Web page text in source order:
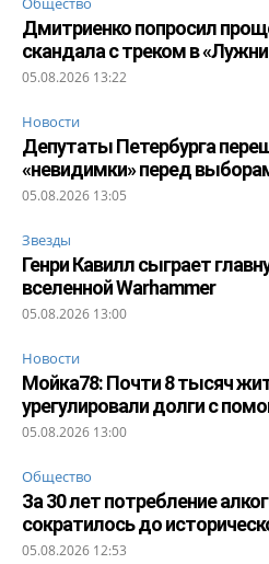
Дмитриенко попросил
скандала с треком в
05.08.2026 13:22
Новости
Депутаты Петербурга
«невидимки» перед
05.08.2026 13:05
Звезды
Генри Кавилл сыграет
вселенной Warhammer
05.08.2026 13:00
Новости
Мойка78: Почти 8 тысяч
урегулировали долги с
05.08.2026 13:00
Общество
За 30 лет потребление
сократилось до
05.08.2026 12:53